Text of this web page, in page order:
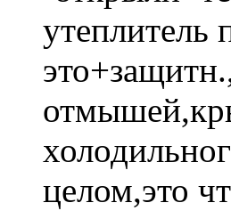
утеплитель
целом,это